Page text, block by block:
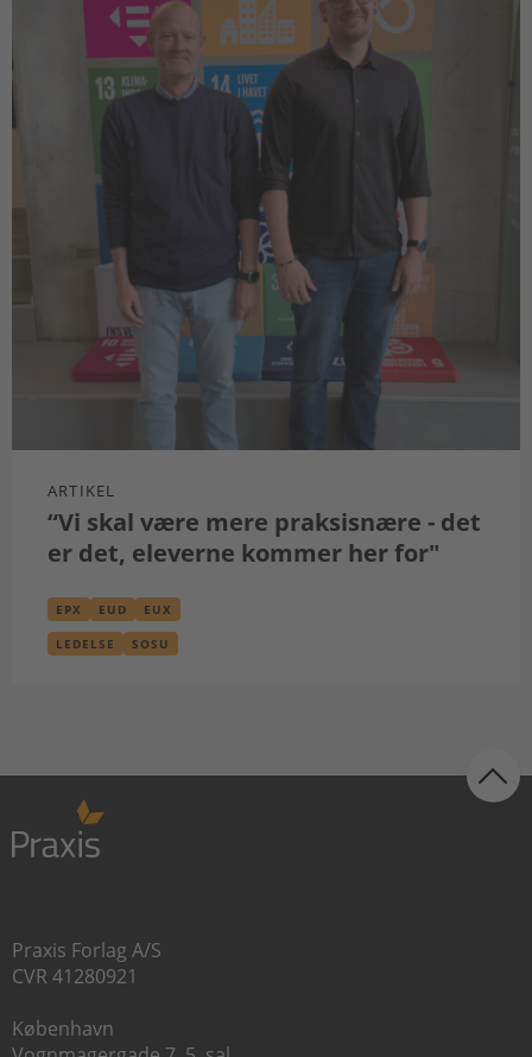
ARTIKEL
“Vi skal være mere praksisnære - det
er det, eleverne kommer her for"
EPX EUD EUX
LEDELSE SOSU
Praxis Forlag A/S
CVR 41280921
København